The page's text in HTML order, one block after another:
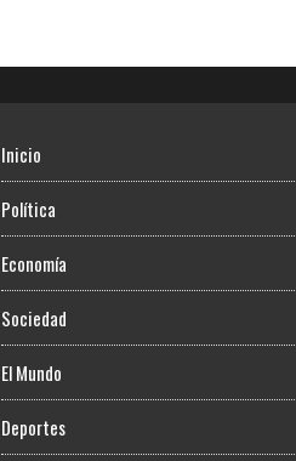
Inicio
Política
Economía
Sociedad
El Mundo
Deportes